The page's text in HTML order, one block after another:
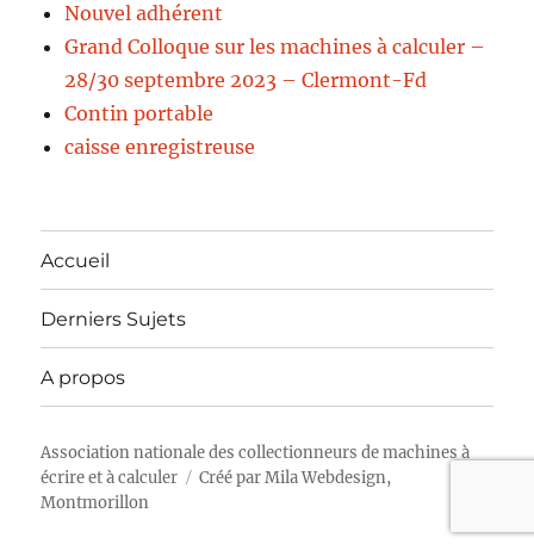
Nouvel adhérent
Grand Colloque sur les machines à calculer –
28/30 septembre 2023 – Clermont-Fd
Contin portable
caisse enregistreuse
Accueil
Derniers Sujets
A propos
Association nationale des collectionneurs de machines à
écrire et à calculer
Créé parMila Webdesign,
Montmorillon